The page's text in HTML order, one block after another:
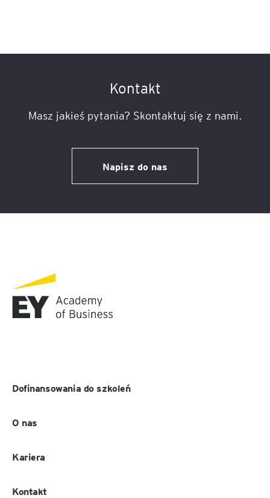
Kontakt
Masz jakieś pytania? Skontaktuj się z nami.
Napisz do nas
Dofinansowania do szkoleń
O nas
Kariera
Kontakt